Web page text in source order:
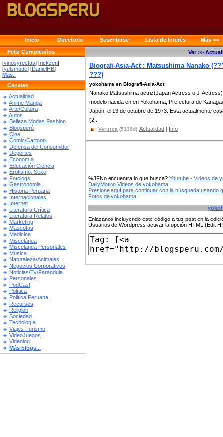
Inicio Directorio Suscribirse Lista de Interés
Más >>
Feliz Cumpleaños
[vinosyrectas] [rickzen]
[yulsmode] [DanielHB]
Mas..
Canales
Actualidad
Anime Manga
Arte/Cultura
Autos
Belleza Modas Fashion
Blogsperú
Cine
Comic/Cartoon
Defensa del Consumidor
Deportes
Economía
Educación Ciencia
Erotismo, Sexo
Fotologs
Gastronomia
Historia Peruana
Internacionales
Internet
Literatura Crítica
Literatura Relatos
Marketing
Mascotas
Medicina
Miscelánea
Miscelanea Personales
Música
Naturaleza/Animales
Negocios Corporativos
Noticias/Tv/Farándula
Personales
PodCast
Política
Politica Peruana
Recursos
Religión
Sociedad
Tecnología
Viajes Turismo
VideoJuegos
Videolog
Más blogs...
Ver >>
Biografi-Asia-Act : Matsushima Nanako
???)
yokohama en Biografi-Asia-Act
Nanako Matsushima actriz(Japan Actress o J-
modelo nacida en en Yokohama, Prefectura de
Japón; el 13 de octubre de 1973. Esta actualmente
(2...
Verusca (5139d) Actualidad | Info
%3FNo encuentra lo que busca? Youtube - Videos de
DailyMotion Videos de yokohama
Presione aquí para continuar con la búsqueda usando
Fotos de yokohama
Enlázanos incluyendo este código a tus post en la
Usuarios de Wordpress activar la opción HTML (Edit